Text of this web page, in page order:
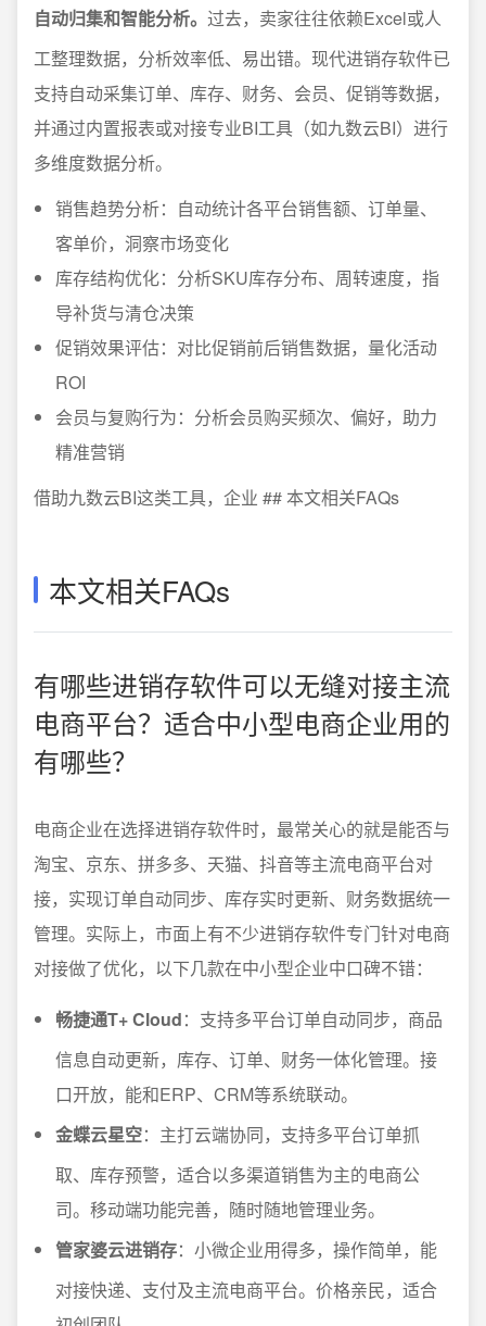
自动归集和智能分析。 过去，卖家往往依赖Excel或人
工整理数据，分析效率低、易出错。现代进销存软件已
支持自动采集订单、库存、财务、会员、促销等数据，
并通过内置报表或对接专业BI工具（如九数云BI）进行
多维度数据分析。
销售趋势分析：自动统计各平台销售额、订单量、
客单价，洞察市场变化
库存结构优化：分析SKU库存分布、周转速度，指
导补货与清仓决策
促销效果评估：对比促销前后销售数据，量化活动
ROI
会员与复购行为：分析会员购买频次、偏好，助力
精准营销
借助九数云BI这类工具，企业 ## 本文相关FAQs
本文相关FAQs
有哪些进销存软件可以无缝对接主流
电商平台？适合中小型电商企业用的
有哪些？
电商企业在选择进销存软件时，最常关心的就是能否与
淘宝、京东、拼多多、天猫、抖音等主流电商平台对
接，实现订单自动同步、库存实时更新、财务数据统一
管理。实际上，市面上有不少进销存软件专门针对电商
对接做了优化，以下几款在中小型企业中口碑不错：
畅捷通T+ Cloud：支持多平台订单自动同步，商品
信息自动更新，库存、订单、财务一体化管理。接
口开放，能和ERP、CRM等系统联动。
金蝶云星空：主打云端协同，支持多平台订单抓
取、库存预警，适合以多渠道销售为主的电商公
司。移动端功能完善，随时随地管理业务。
管家婆云进销存：小微企业用得多，操作简单，能
对接快递、支付及主流电商平台。价格亲民，适合